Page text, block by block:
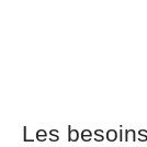
Les